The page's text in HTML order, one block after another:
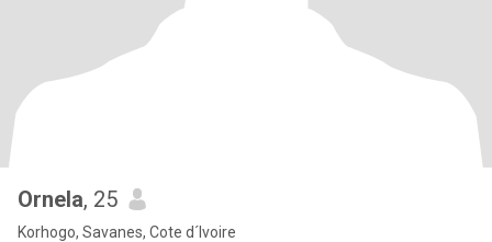
Ornela, 25
Korhogo, Savanes, Cote d´Ivoire